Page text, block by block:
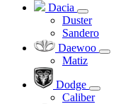
Dacia
Duster
Sandero
Daewoo
Matiz
Dodge
Caliber